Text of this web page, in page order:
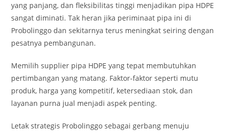
yang panjang, dan fleksibilitas tinggi menjadikan pipa HDPE
sangat diminati. Tak heran jika periminaat pipa ini di
Probolinggo dan sekitarnya terus meningkat seiring dengan
pesatnya pembangunan.
Memilih supplier pipa HDPE yang tepat membutuhkan
pertimbangan yang matang. Faktor-faktor seperti mutu
produk, harga yang kompetitif, ketersediaan stok, dan
layanan purna jual menjadi aspek penting.
Letak strategis Probolinggo sebagai gerbang menuju